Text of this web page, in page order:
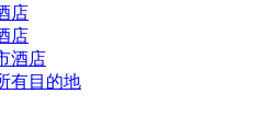
店
店
酒店
有目的地